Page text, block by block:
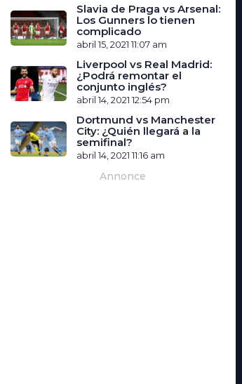
Slavia de Praga vs Arsenal:
Los Gunners lo tienen
complicado
abril 15, 2021 11:07 am
Liverpool vs Real Madrid:
¿Podrá remontar el
conjunto inglés?
abril 14, 2021 12:54 pm
Dortmund vs Manchester
City: ¿Quién llegará a la
semifinal?
abril 14, 2021 11:16 am
Annonce